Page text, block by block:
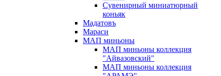
Сувенирный миниатюрный
коньяк
Мадатовъ
Мараси
МАП миньоны
МАП миньоны коллекция
"Айвазовский"
МАП миньоны коллекция